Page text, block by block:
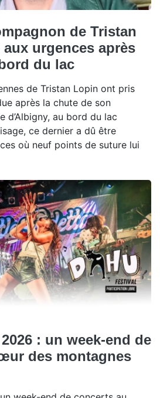
de Tristan
urgences après
du lac
de Tristan Lopin ont pris
après la chute de son
d’Albigny, au bord du lac
ce dernier a dû être
où neuf points de suture lui
: un week-end de
des montagnes